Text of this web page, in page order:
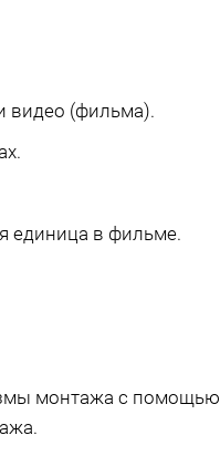
видео (фильма).
единица в фильме.
монтажа с помощью